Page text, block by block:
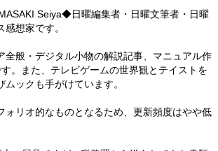
Seiya◆日曜編集者・日曜文筆者・日曜
想家です。
全般・デジタル小物の解説記事、マニュアル作
。また、テレビゲームの世界観とテイストを
ックも手がけています。
ォリオ的なものとなるため、更新頻度はやや低